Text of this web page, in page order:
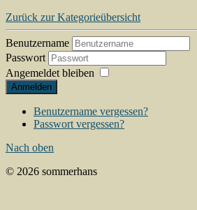
Zurück zur Kategorieübersicht
Benutzername
Passwort
Angemeldet bleiben
Anmelden
Benutzername vergessen?
Passwort vergessen?
Nach oben
© 2026 sommerhans